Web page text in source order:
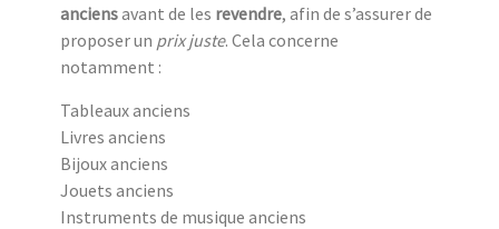
anciensavant de les revendre, afin de s’assurer de
proposer un prix juste. Cela concerne
notamment :
Tableaux anciens
Livres anciens
Bijoux anciens
Jouets anciens
Instruments de musique anciens